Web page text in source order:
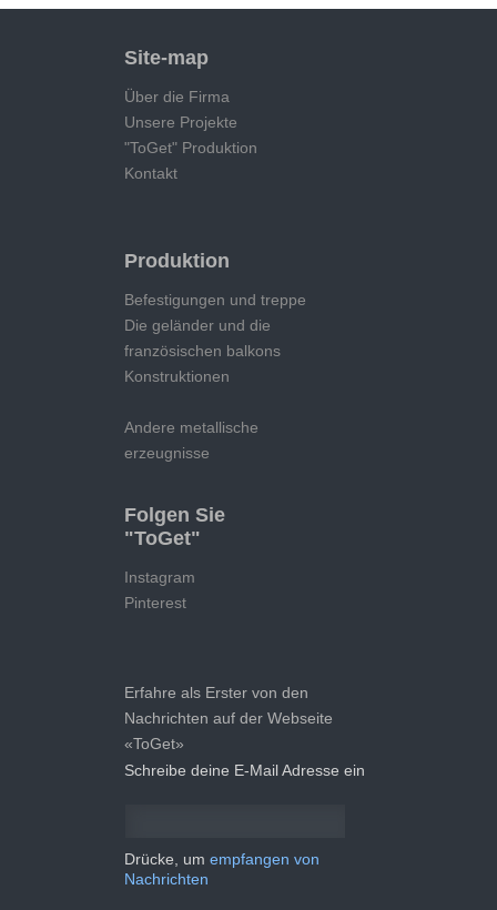
Site-map
Über die Firma
Unsere Projekte
"ToGet" Produktion
Kontakt
Produktion
Befestigungen und treppe
Die geländer und die
französischen balkons
Konstruktionen
Andere metallische
erzeugnisse
Folgen Sie
"ToGet"
Instagram
Pinterest
Erfahre als Erster von den
Nachrichten auf der Webseite
«ToGet»
Schreibe deine E-Mail Adresse ein
Drücke, um empfangen von
Nachrichten